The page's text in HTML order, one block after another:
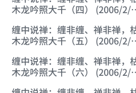
木龙吟照大千（四） (2006/2/1
缠中说禅：缠非缠、禅非禅，
木龙吟照大千（五） (2006/2/2
缠中说禅：缠非缠、禅非禅，
木龙吟照大千（六） (2006/2/2